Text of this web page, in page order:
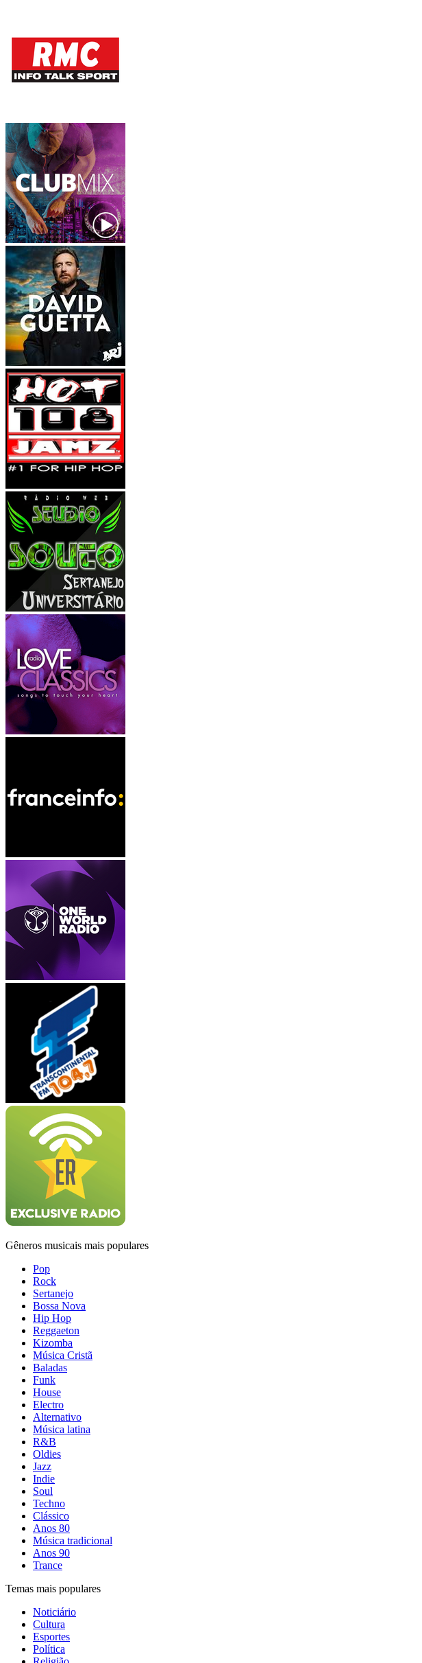
Gêneros musicais mais populares
Pop
Rock
Sertanejo
Bossa Nova
Hip Hop
Reggaeton
Kizomba
Música Cristã
Baladas
Funk
House
Electro
Alternativo
Música latina
R&B
Oldies
Jazz
Indie
Soul
Techno
Clássico
Anos 80
Música tradicional
Anos 90
Trance
Temas mais populares
Noticiário
Cultura
Esportes
Política